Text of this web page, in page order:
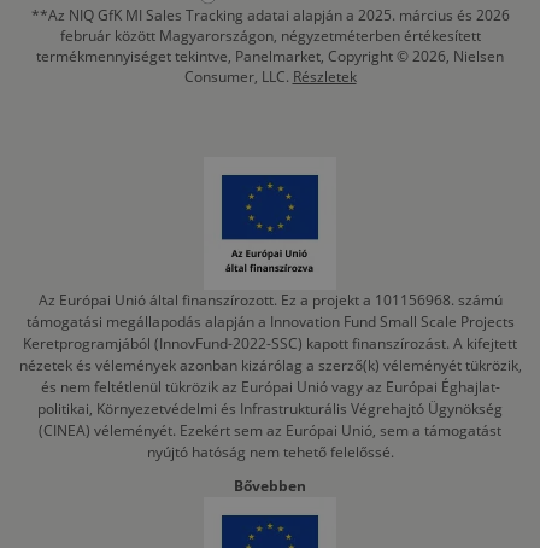
**Az NIQ GfK MI Sales Tracking adatai alapján a 2025. március és 2026
február között Magyarországon, négyzetméterben értékesített
termékmennyiséget tekintve, Panelmarket, Copyright © 2026, Nielsen
Consumer, LLC. Részletek
Az Európai Unió által finanszírozott. Ez a projekt a 101156968. számú
támogatási megállapodás alapján a Innovation Fund Small Scale Projects
Keretprogramjából (InnovFund-2022-SSC) kapott finanszírozást. A kifejtett
nézetek és vélemények azonban kizárólag a szerző(k) véleményét tükrözik,
és nem feltétlenül tükrözik az Európai Unió vagy az Európai Éghajlat-
politikai, Környezetvédelmi és Infrastrukturális Végrehajtó Ügynökség
(CINEA) véleményét. Ezekért sem az Európai Unió, sem a támogatást
nyújtó hatóság nem tehető felelőssé.
Bővebben